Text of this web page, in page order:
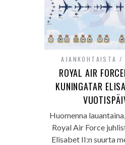
AJANKOHTAISTA
ROYAL AIR
KUNINGATAR
Huomenna
Royal Air Force
Elisabet II:n suurta